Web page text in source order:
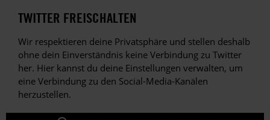
TWITTER FREISCHALTEN
Wir respektieren deine Privatsphäre und stellen deshalb
ohne dein Einverständnis keine Verbindung zu Twitter
her. Hier kannst du deine Einstellungen verwalten, um
eine Verbindung zu den Social-Media-Kanälen
herzustellen.